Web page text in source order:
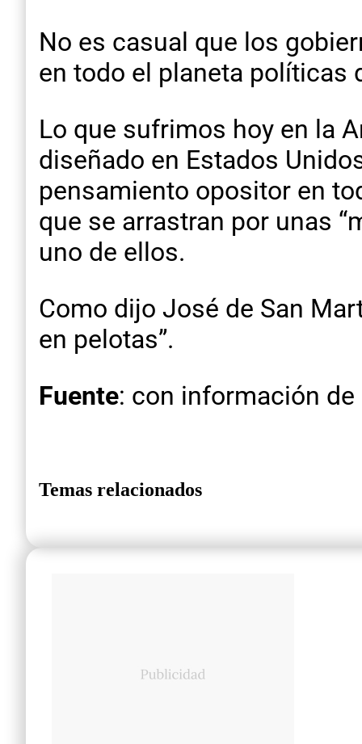
No es casual que los
en todo el planeta políticas
Lo que sufrimos hoy en la
diseñado en Estados
pensamiento opositor en
que se arrastran por unas
uno de ellos.
Como dijo José de San
en pelotas”.
Fuente: con información de
Temas relacionados